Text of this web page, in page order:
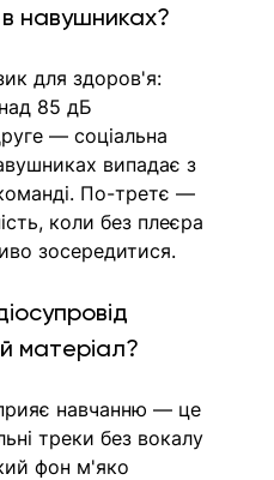
в навушниках?
для здоров'я:
85 дБ
— соціальна
випадає з
По-третє —
коли без плеєра
зосередитися.
матеріал?
навчанню — це
треки без вокалу
фон м'яко